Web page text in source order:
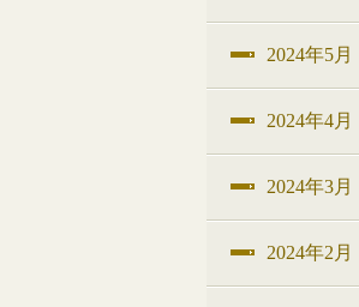
2024年5月
2024年4月
2024年3月
2024年2月